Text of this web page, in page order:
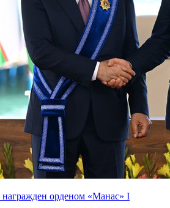
награжден орденом «Манас» I